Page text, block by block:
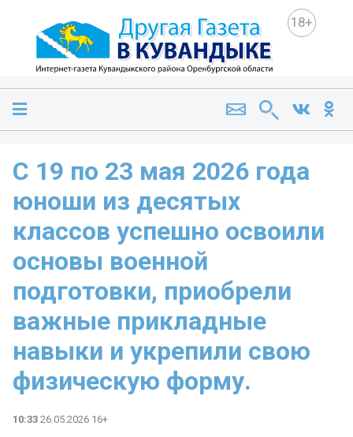
18+
С 19 по 23 мая 2026 года
юноши из десятых
классов успешно освоили
основы военной
подготовки, приобрели
важные прикладные
навыки и укрепили свою
физическую форму.
10:33 26.05.2026 16+